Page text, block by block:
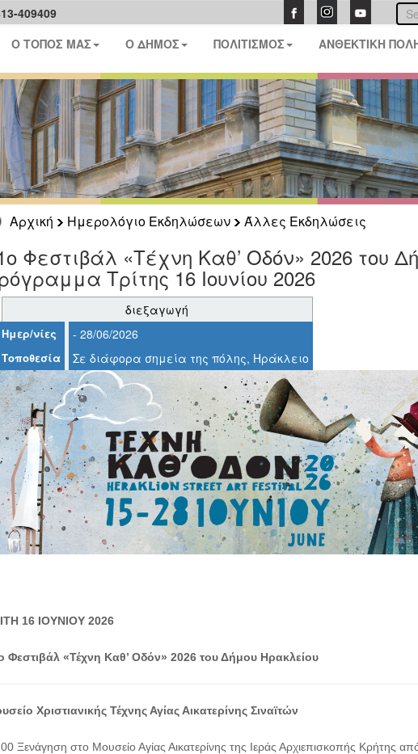
409409
Ο ΤΟΠΟΣ ΜΑΣ Ο ΔΗΜΟΣ ΠΟΛΙΤΙΣΜΟΣ ΑΝΘΕΚΤΙΚΗ
Αρχική Ημερολόγιο Εκδηλώσεων
Άλλες Εκδηλώσεις
Φεστιβάλ «Τέχνη Καθ’ Οδόν» 2026 του
Τρίτης 16 Ιουνίου 2026
διεξαγωγή
Ημερ/νίες - 28/06/2026
Τοποθεσία Σε διάφορα σημεία της πόλης, Ηράκλειο
16 ΙΟΥΝΙΟΥ 2026
Φεστιβάλ «Τέχνη Καθ’ Οδόν» 2026 του Δήμου Ηρακλείου
Χριστιανικής Τέχνης Αγίας Αικατερίνης Σιναϊτών
Ξενάγηση στο Μουσείο Αγίας Αικατερίνης της Ιεράς Αρχιεπισκοπής Κρήτης